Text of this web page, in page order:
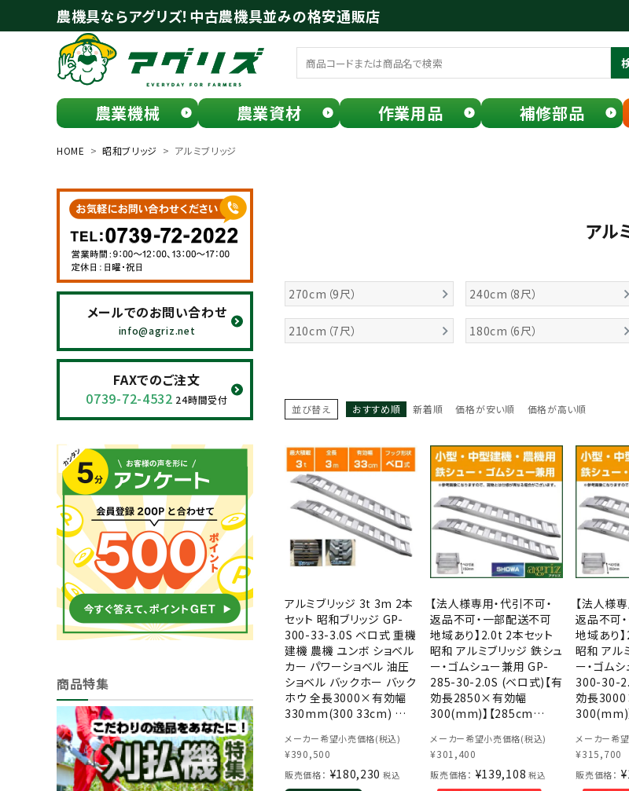
農機具ならアグリズ！中古農機具並みの格安通販店
農業機械 農業資材 作業用品 補修部品
ログイン person 会員登録
search
農業資材
作業用品
補修部品
HOME 昭和ブリッジ アルミブリッジ
メールでのお問い合わせ
info@agriz.net
FAXでのご注文
0739-72-4532 24時間受付
商品特集
アル
270cm（9尺）
240cm（8尺）
210cm（7尺） 180cm（6尺）
並び替え おすすめ順 新着順 価格が安い順 価格が高い順
アルミブリッジ 3t 3m 2本
セット 昭和ブリッジ GP-
300-33-3.0S ベロ式 重機
建機 農機 ユンボ ショベル
カー パワーショベル 油圧
ショベル バックホー バック
ホウ 全長3000×有効幅
330mm(300 33cm) 最
ラダーレール アルミステッ
プ アルミラダー
メーカー希望小売価格(税込)
¥390,500
販売価格： ¥180,230 税込
【法人様専用・代引不可・
返品不可・一部配送不可
地域あり】2.0t 2本セット
昭和 アルミブリッジ 鉄シュ
ー・ゴムシュー兼用 GP-
285-30-2.0S (ベロ式)【有
効長2850×有効幅
300(mm)】【285cm
2.0t/セット(2本)】 【2トン】
【2t】【国産・日本製】
メーカー希望小売価格(税込)
¥301,400
販売価格： ¥139,108 税込
【法人様
返品不可
地域あり
昭和 アル
ー・ゴム
300-30-
効長
300(mm)
2.0t/セット
【2t】【国
メーカー希
¥315,700
販売価格： ¥